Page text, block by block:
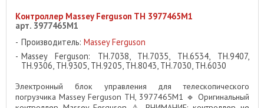
Контроллер Massey Ferguson TH 3977465M1
арт. 3977465M1
Производитель: Massey Ferguson
Massey Ferguson: TH.7038, TH.7035, TH.6534, TH.9407,
TH.9306, TH.9305, TH.9205, TH.8043, TH.7030, TH.6030
Электронный блок управления для телескопического
погрузчика Massey Ferguson TH, 3977465M1 🔹 Оригинальный